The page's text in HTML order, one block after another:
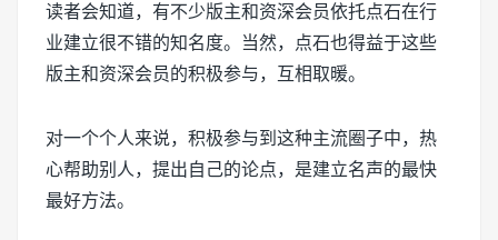
读者会知道，有不少版主和资深会员依托点石在行
业建立很不错的知名度。当然，点石也得益于这些
版主和资深会员的积极参与，互相取暖。
对一个个人来说，积极参与到这种主流圈子中，热
心帮助别人，提出自己的论点，是建立名声的最快
最好方法。